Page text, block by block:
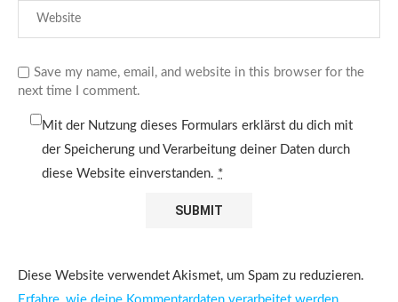
Save my name, email, and website in this browser for the
next time I comment.
Mit der Nutzung dieses Formulars erklärst du dich mit
der Speicherung und Verarbeitung deiner Daten durch
diese Website einverstanden. *
Diese Website verwendet Akismet, um Spam zu reduzieren.